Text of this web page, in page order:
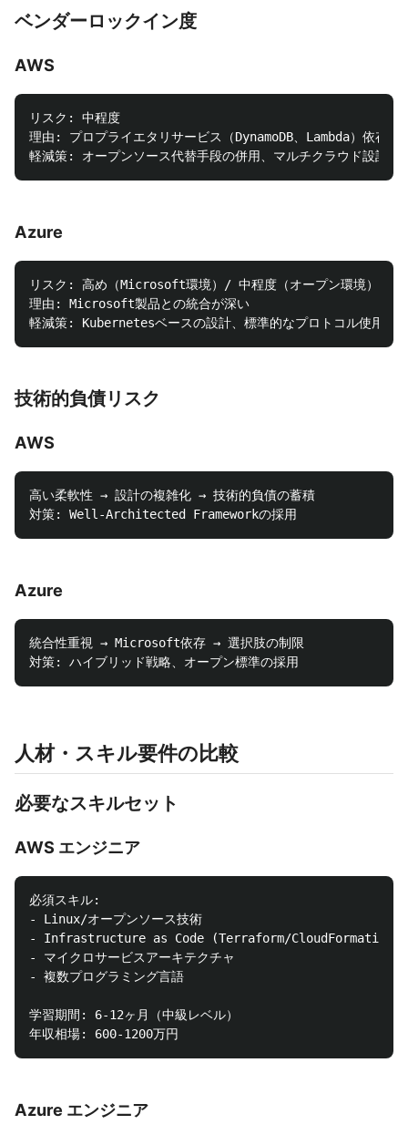
ベンダーロックイン度
AWS
リスク: 中程度
理由: プロプライエタリサービス（DynamoDB、Lambda）依存
Azure
リスク: 高め（Microsoft環境）/ 中程度（オープン環境）
理由: Microsoft製品との統合が深い
技術的負債リスク
AWS
高い柔軟性 → 設計の複雑化 → 技術的負債の蓄積
Azure
統合性重視 → Microsoft依存 → 選択肢の制限
人材・スキル要件の比較
必要なスキルセット
AWS エンジニア
必須スキル:
- Linux/オープンソース技術
- Infrastructure as Code (Terraform/CloudFormation)
- マイクロサービスアーキテクチャ
- 複数プログラミング言語
学習期間: 6-12ヶ月（中級レベル）
Azure エンジニア